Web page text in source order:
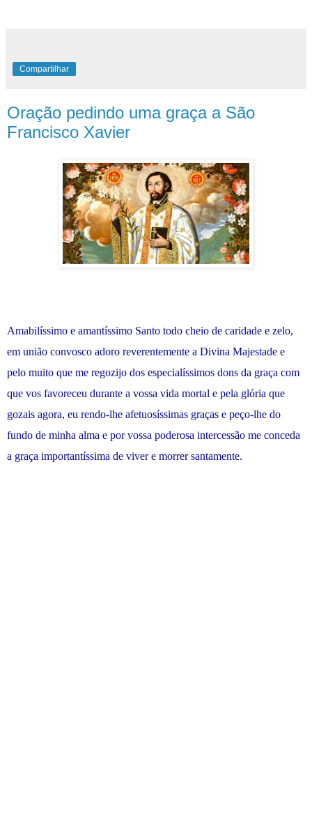
Compartilhar
Oração pedindo uma graça a São
Francisco Xavier
Amabilíssimo e amantíssimo Santo todo cheio de caridade e zelo,
em união convosco adoro reverentemente a Divina Majestade e
pelo muito que me regozijo dos especialíssimos dons da graça com
que vos favoreceu durante a vossa vida mortal e pela glória que
gozais agora, eu rendo-lhe afetuosíssimas graças e peço-lhe do
fundo de minha alma e por vossa poderosa intercessão me conceda
a graça importantíssima de viver e morrer santamente.